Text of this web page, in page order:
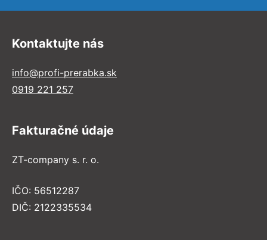
Kontaktujte nás
info@profi-prerabka.sk
0919 221 257
Fakturačné údaje
ZT-company s. r. o.
IČO: 56512287
DIČ: 2122335534